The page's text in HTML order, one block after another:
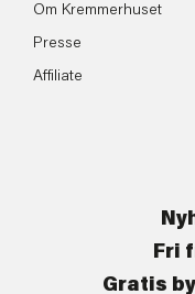
Om Kremmerhuset
Presse
Affiliate
Fri
Gratis